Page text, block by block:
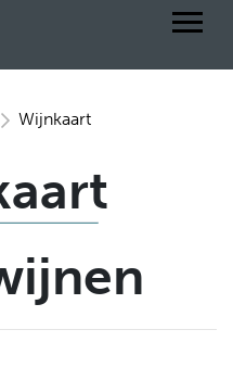
Wijnkaart